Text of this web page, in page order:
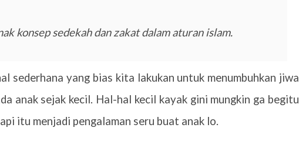
konsep sedekah dan zakat dalam aturan islam.
sederhana yang bias kita lakukan untuk menumbuhkan jiwa
anak sejak kecil. Hal-hal kecil kayak gini mungkin ga begitu
itu menjadi pengalaman seru buat anak lo.